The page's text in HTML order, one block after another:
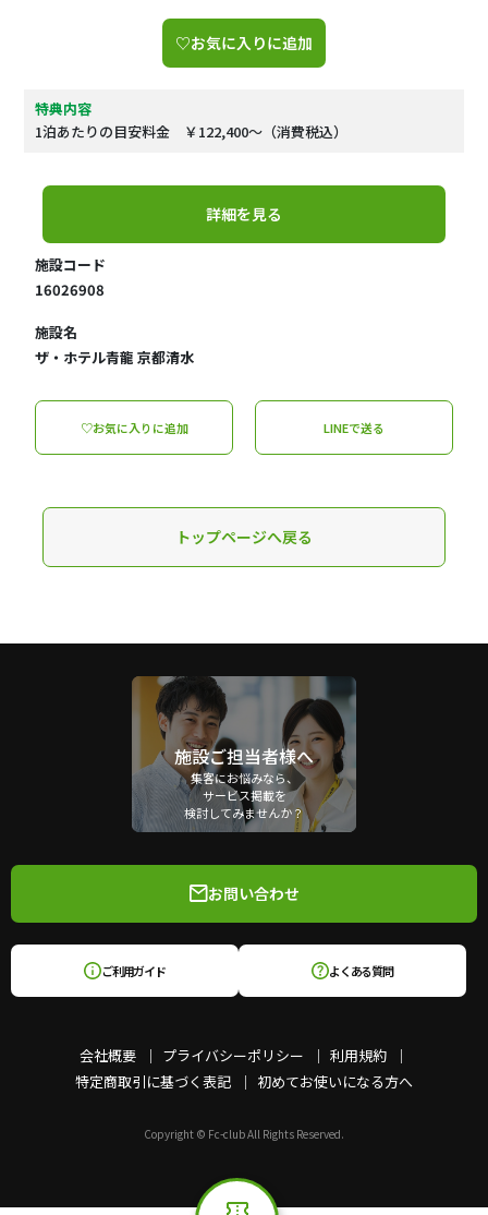
♡お気に入りに追加
特典内容
1泊あたりの目安料金 ￥122,400～（消費税込）
詳細を見る
施設コード
16026908
施設名
ザ・ホテル青龍 京都清水
♡お気に入りに追加 LINEで送る
トップページへ戻る
施設ご担当者様へ
集客にお悩みなら、
サービス掲載を
検討してみませんか？
会社概要 プライバシーポリシー
利用規約
特定商取引に基づく表記
初めてお使いになる方へ
お問い合わせ
ご利用ガイド よくある質問
Copyright © Fc-club All Rights Reserved.